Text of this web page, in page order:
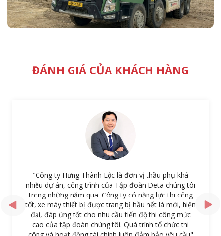
ĐÁNH GIÁ CỦA KHÁCH HÀNG
"Công ty Hưng Thành Lộc là đơn vị thầu phụ khá
nhiều dự án, công trình của Tập đoàn Deta chúng tôi
trong những năm qua. Công ty có năng lực thi công
tốt, xe máy thiết bị được trang bị hầu hết là mới, hiện
đại, đáp ứng tốt cho nhu cầu tiến độ thi công mức
cao của tập đoàn chúng tôi. Quá trình tổ chức thi